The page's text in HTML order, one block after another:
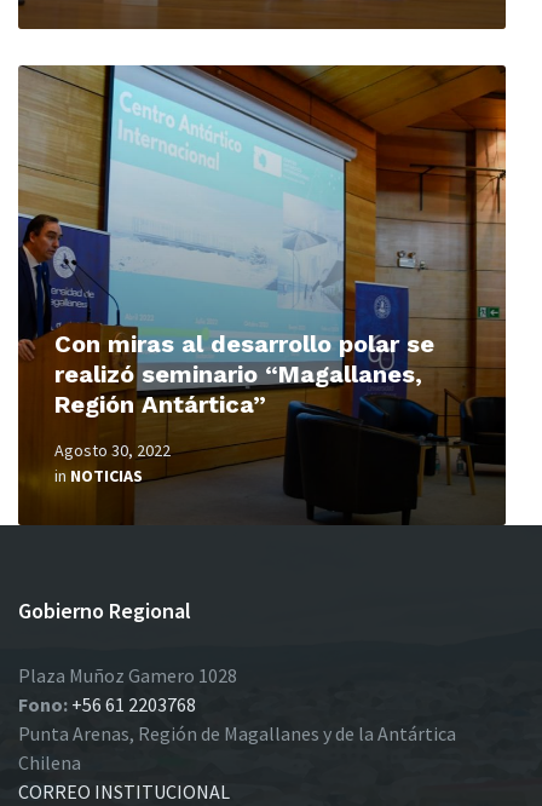
Con miras al desarrollo polar se
realizó seminario “Magallanes,
Región Antártica”
Agosto 30, 2022
in NOTICIAS
Read
More
Gobierno Regional
Plaza Muñoz Gamero 1028
Fono: +56 61 2203768
Punta Arenas, Región de Magallanes y de la Antártica
Chilena
CORREO INSTITUCIONAL